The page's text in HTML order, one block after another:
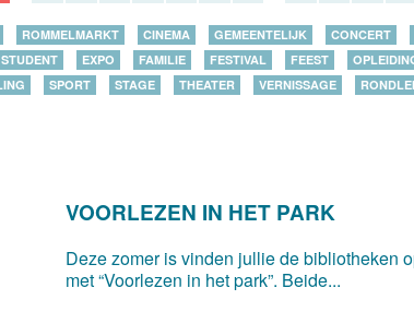
ROMMELMARKT CINEMA GEMEENTELIJK CONCERT
STUDENT EXPO FAMILIE FESTIVAL FEEST
SPORT STAGE THEATER VERNISSAGE
VOORLEZEN IN HET PARK
Deze zomer is vinden jullie de bibliotheken
met “Voorlezen in het park”. Beide...